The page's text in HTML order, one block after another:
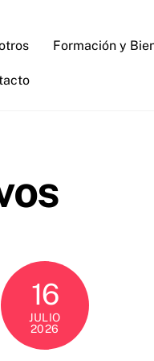
Formación y
16
JULIO
2026